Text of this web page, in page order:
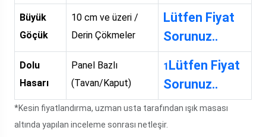
Büyük
Göçük
10 cm ve üzeri /
Derin Çökmeler
Lütfen Fiyat
Sorunuz..
Dolu
Hasarı
Panel Bazlı
(Tavan/Kaput)
1Lütfen Fiyat
Sorunuz..
*Kesin fiyatlandırma, uzman usta tarafından ışık masası
altında yapılan inceleme sonrası netleşir.